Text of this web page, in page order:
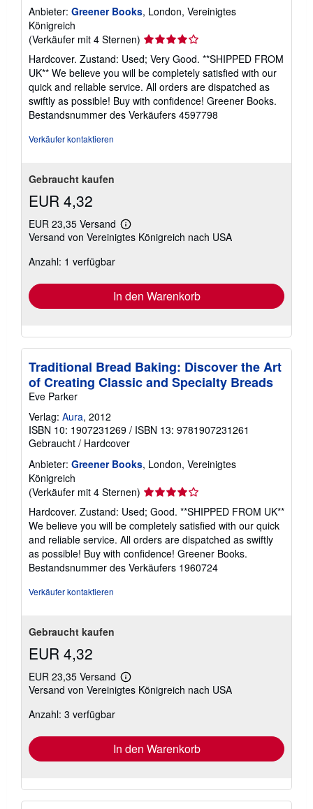
Anbieter: Greener Books, London, Vereinigtes
Königreich
(Verkäufer mit 4 Sternen) Verkäuferbewertung
4
von
5
Sternen
Hardcover. Zustand: Used; Very Good. **SHIPPED FROM
UK** We believe you will be completely satisfied with our
quick and reliable service. All orders are dispatched as
swiftly as possible! Buy with confidence! Greener Books.
Bestandsnummer des Verkäufers 4597798
Verkäufer kontaktieren
Gebraucht kaufen
EUR 4,32
EUR 23,35 Versand
Weitere
Informationen
Versand von Vereinigtes Königreich nach USA
Anzahl: 1 verfügbar
In den Warenkorb
Traditional Bread Baking: Discover the Art
of Creating Classic and Specialty Breads
Eve Parker
Verlag: Aura, 2012
ISBN 10: 1907231269 / ISBN 13: 9781907231261
Gebraucht / Hardcover
Anbieter: Greener Books, London, Vereinigtes
Königreich
(Verkäufer mit 4 Sternen) Verkäuferbewertung
4
von
5
Sternen
Hardcover. Zustand: Used; Good. **SHIPPED FROM UK**
We believe you will be completely satisfied with our quick
and reliable service. All orders are dispatched as swiftly
as possible! Buy with confidence! Greener Books.
Bestandsnummer des Verkäufers 1960724
Verkäufer kontaktieren
Gebraucht kaufen
EUR 4,32
EUR 23,35 Versand
Weitere
Informationen
Versand von Vereinigtes Königreich nach USA
Anzahl: 3 verfügbar
In den Warenkorb